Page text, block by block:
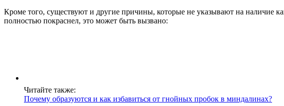
Кроме того, существуют и другие причины, которые не указывают на наличие
полностью покраснел, это может быть вызвано:
Читайте также:
Почему образуются и как избавиться от гнойных пробок в миндалинах?